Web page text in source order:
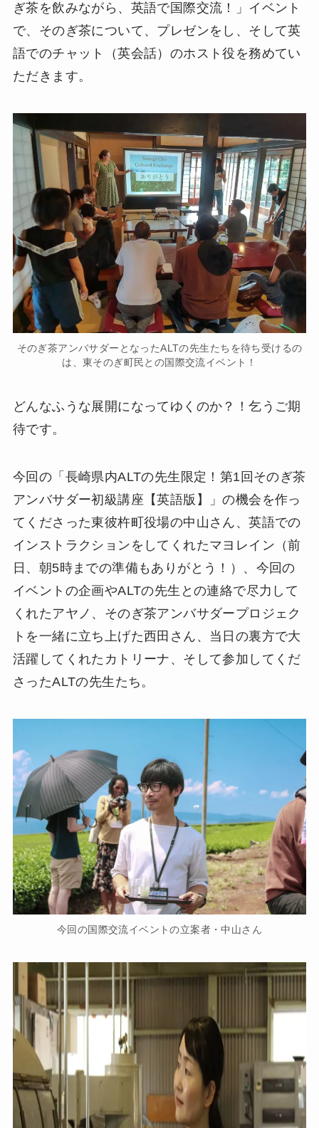
ぎ茶を飲みながら、英語で国際交流！」イベント
で、そのぎ茶について、プレゼンをし、そして英
語でのチャット（英会話）のホスト役を務めてい
ただきます。
そのぎ茶アンバサダーとなったALTの先生たちを待ち受けるの
は、東そのぎ町民との国際交流イベント！
どんなふうな展開になってゆくのか？！乞うご期
待です。
今回の「長崎県内ALTの先生限定！第1回そのぎ茶
アンバサダー初級講座【英語版】」の機会を作っ
てくださった東彼杵町役場の中山さん、英語での
インストラクションをしてくれたマヨレイン（前
日、朝5時までの準備もありがとう！）、今回の
イベントの企画やALTの先生との連絡で尽力して
くれたアヤノ、そのぎ茶アンバサダープロジェク
トを一緒に立ち上げた西田さん、当日の裏方で大
活躍してくれたカトリーナ、そして参加してくだ
さったALTの先生たち。
今回の国際交流イベントの立案者・中山さん